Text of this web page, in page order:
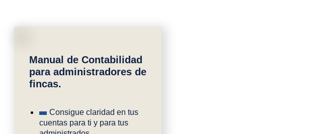
Manual de Contabilidad
para administradores de
fincas.
Consigue claridad en tus
cuentas para ti y para tus